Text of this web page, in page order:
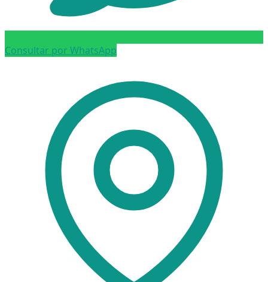
Consultar por WhatsApp